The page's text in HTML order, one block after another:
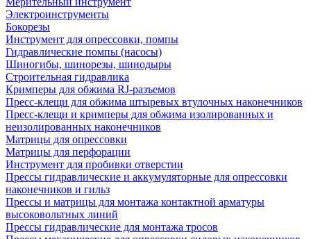
Электроинструменты
Бокорезы
Инструмент для опрессовки, помпы
Гидравлические помпы (насосы)
Шиногибы, шинорезы, шинодыры
Строительная гидравлика
Кримперы для обжима RJ-разъемов
Пресс-клещи для обжима штыревых втулочных наконечников
Пресс-клещи и кримперы для обжима изолированных и
неизолированных наконечников
Матрицы для опрессовки
Матрицы для перфорации
Инструмент для пробивки отверстии
Прессы гидравлические и аккумуляторные для опрессовки
наконечников и гильз
Прессы и матрицы для монтажа контактной арматуры
высоковольтных линий
Прессы гидравлические для монтажа тросов